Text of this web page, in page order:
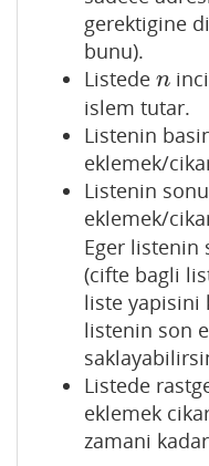
gerektigine
bunu).
Listede n
ninci
islem tutar.
Listenin
eklemek/
Listenin
eklemek/
Eger listenin
(cifte bagli
liste yapisini
listenin son
Listede
eklemek
zamani